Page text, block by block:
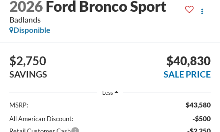
2026 Ford Bronco Sport
Badlands
Disponible
$2,750
SAVINGS
$40,830
SALE PRICE
Less
MSRP: $43,580
All American Discount: -$500